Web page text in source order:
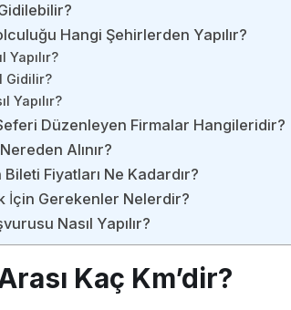
Hangi Şehirlerden Yapılır?
Gidilir?
Yapılır?
Düzenleyen Firmalar Hangileridir?
Alınır?
Fiyatları Ne Kadardır?
İçin Gerekenler Nelerdir?
Nasıl Yapılır?
Kaç Km’dir?